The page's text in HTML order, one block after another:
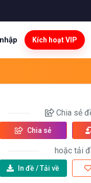
Kích hoạt VIP
Chia sẻ
Chia sẻ
hoặc tải
In đề /Tải về